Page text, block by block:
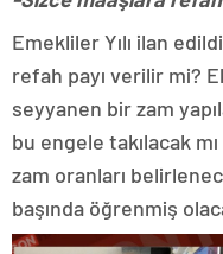
Emekliler Yılı ilan
refah payı verilir mi?
seyyanen bir zam
bu engele takılacak
zam oranları
başında öğrenmiş